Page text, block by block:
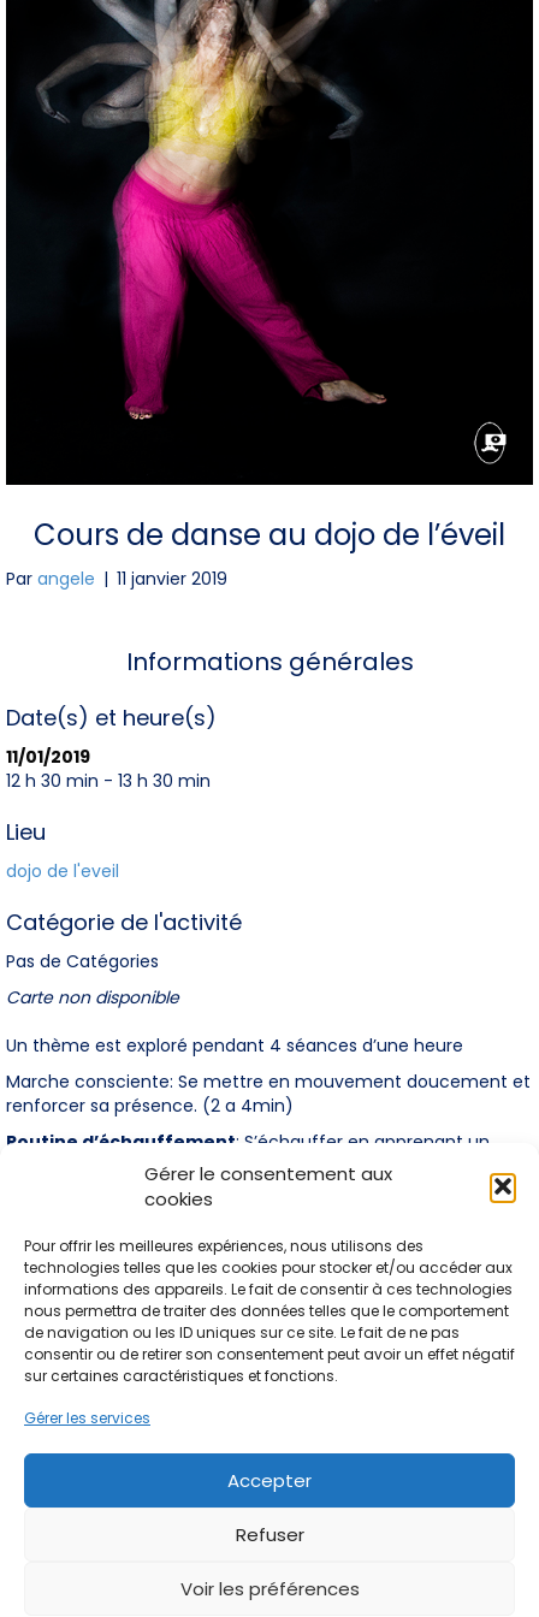
Gérer le consentement aux
cookies
Pour offrir les meilleures expériences, nous utilisons des
technologies telles que les cookies pour stocker et/ou accéder aux
informations des appareils. Le fait de consentir à ces technologies
nous permettra de traiter des données telles que le comportement
de navigation ou les ID uniques sur ce site. Le fait de ne pas
consentir ou de retirer son consentement peut avoir un effet négatif
sur certaines caractéristiques et fonctions.
Gérer les services
Accepter
Refuser
Voir les préférences
Cours de danse au dojo de l’éveil
Par angele | 11 janvier 2019
Informations générales
Date(s) et heure(s)
11/01/2019
12 h 30 min - 13 h 30 min
Lieu
dojo de l'eveil
Catégorie de l'activité
Pas de Catégories
Carte non disponible
Un thème est exploré pendant 4 séances d’une heure
Marche consciente: Se mettre en mouvement doucement et
renforcer sa présence. (2 a 4min)
Routine d’échauffement: S’échauffer en apprenant un
enchaînement de quelques pas. (30 à 40min)
: approfondir un pas de la routine ou créer un pas ou
Improvisation guidée:Se laisser guider par des intentions en
lien avec le thème. Des contraintes ou des instructions sont
données pour explorer sa danse. (5 à 10min)
Exemple de thèmes: Ancrage ( Terre), centre (Eau),
haut du corps (Air), vitalité ( Feu)
← Cours de danse au quartier de l’Abbaye
Cours de danse au dojo de l’éveil →
Y I